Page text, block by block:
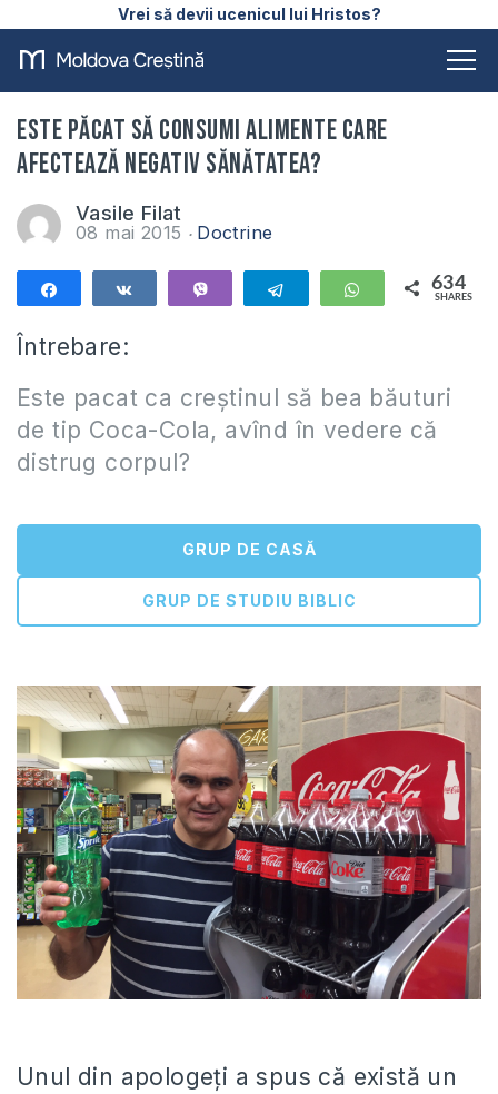
Vrei să devii ucenicul lui Hristos?
Este păcat să consumi alimente care
afectează negativ sănătatea?
Vasile Filat
08 mai 2015 Doctrine
Telegram WhatsApp
634
SHARES
Întrebare:
Este pacat ca creștinul să bea băuturi
de tip Coca-Cola, avînd în vedere că
distrug corpul?
GRUP DE CASĂ
GRUP DE STUDIU BIBLIC
Unul din apologeți a spus că există un